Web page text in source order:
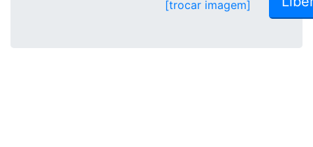
[trocar imagem]